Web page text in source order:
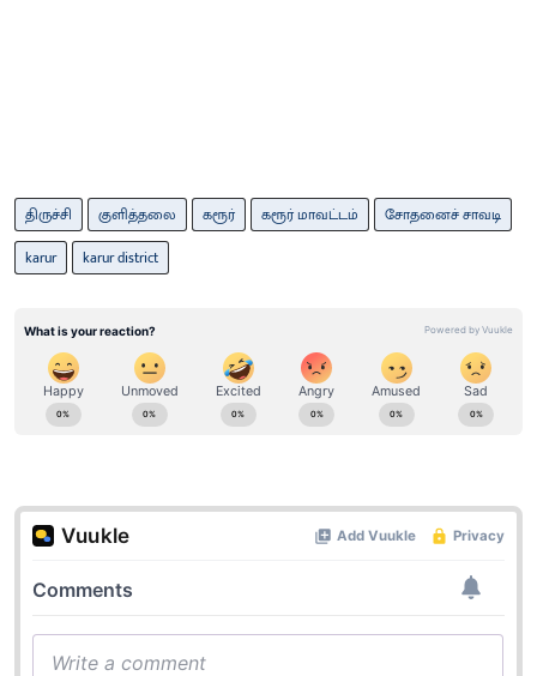
திருச்சி குளித்தலை கரூர் கரூர் மாவட்டம்
சோதனைச் சாவடி
karur
karur district